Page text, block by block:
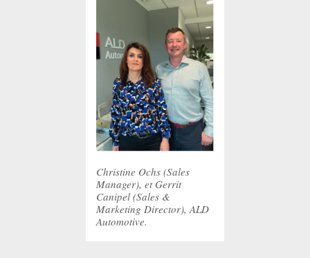
Christine Ochs (Sales
Manager), et Gerrit
Canipel (Sales &
Marketing Director), ALD
Automotive.